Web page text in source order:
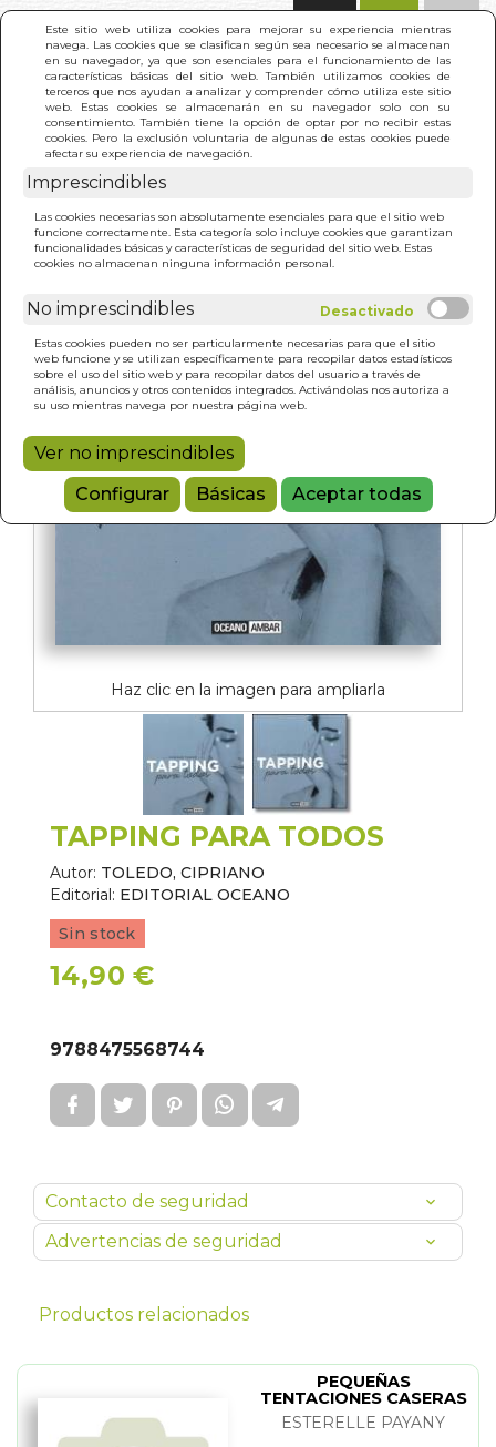
Este sitio web utiliza cookies para mejorar su experiencia mientras
navega. Las cookies que se clasifican según sea necesario se almacenan
en su navegador, ya que son esenciales para el funcionamiento de las
características básicas del sitio web. También utilizamos cookies de
terceros que nos ayudan a analizar y comprender cómo utiliza este sitio
web. Estas cookies se almacenarán en su navegador solo con su
consentimiento. También tiene la opción de optar por no recibir estas
cookies. Pero la exclusión voluntaria de algunas de estas cookies puede
afectar su experiencia de navegación.
Imprescindibles
Las cookies necesarias son absolutamente esenciales para que el sitio web
funcione correctamente. Esta categoría solo incluye cookies que garantizan
funcionalidades básicas y características de seguridad del sitio web. Estas
cookies no almacenan ninguna información personal.
No imprescindibles
Estas cookies pueden no ser particularmente necesarias para que el sitio
web funcione y se utilizan específicamente para recopilar datos estadísticos
sobre el uso del sitio web y para recopilar datos del usuario a través de
análisis, anuncios y otros contenidos integrados. Activándolas nos autoriza a
su uso mientras navega por nuestra página web.
Ver no imprescindibles
Configurar
Básicas Aceptar todas
INICIO > TAPPING PARA TODOS
Haz clic en la imagen para ampliarla
TAPPING PARA TODOS
Autor: TOLEDO, CIPRIANO
Editorial: EDITORIAL OCEANO
Sin stock
14,90 €
9788475568744
Contacto de seguridad
Advertencias de seguridad
Productos relacionados
PEQUEÑAS
TENTACIONES CASERAS
ESTERELLE PAYANY